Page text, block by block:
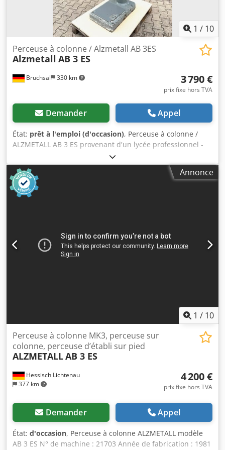
1 / 10
Bruchsal 330 km
Perceuse à colonne / Alzmetall AB 3ES
Alzmetall AB 3 ES
3 790 €
prix fixe hors TVA
Demander Appel
État: prêt à l'emploi (d'occasion), Perceuse à colonne /
ALZMETALL AB 3 ES provenant d'un lycée professionnel -
État d'origine bien entretenu - Capacité de perçage / acier
max. 35 mm - Col de cygne 280 mm - Dimension de la table
600x470 mm - Course de perçage 180 mm - Cône morse
MK 3 - Variation continue de la vitesse - Butée de
profondeur de perçage - Affichage de la vitesse - Mandrin
Annonce
1 / 10
Hessisch Lichtenau
377 km
Perceuse à colonne MK3, perceuse sur
colonne, perceuse d’établi sur pied
ALZMETALLAB 3 ES
4 200 €
prix fixe hors TVA
Demander Appel
État: d'occasion, Perceuse à colonne ALZMETALL modèle
AB 3 ES N° de machine : 21703 Année de fabrication : 1981